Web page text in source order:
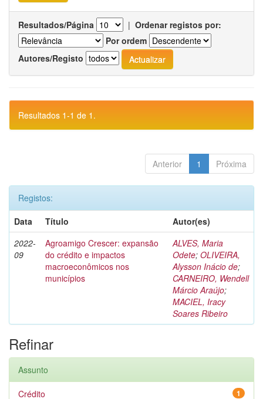
Resultados/Página | Ordenar registos por:
Por ordem
Autores/Registo
Resultados 1-1 de 1.
Anterior 1 Próxima
Registos:
Data
Título
Autor(es)
2022-
09
Agroamigo Crescer: expansão
do crédito e impactos
macroeconômicos nos
municípios
ALVES, Maria
Odete; OLIVEIRA,
Alysson Inácio de;
CARNEIRO, Wendell
Márcio Araújo;
MACIEL, Iracy
Soares Ribeiro
Refinar
Assunto
1
Crédito